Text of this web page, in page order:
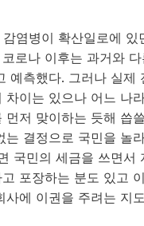
염병이 확산일로에 있
로나 이후는 과거와
예측했다. 그러나 실제
차이는 있으나 어느 나
먼저 맞이하는 듯해 씁
는 결정으로 국민을 놀
국민의 세금을 쓰면서
포장하는 분도 있고
사에 이권을 주려는 지